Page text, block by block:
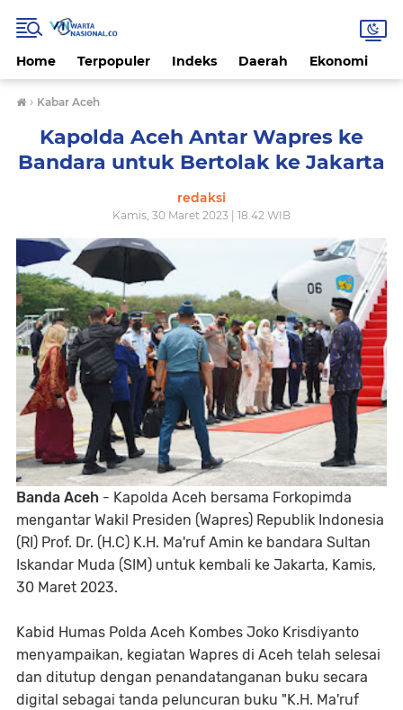
Home Terpopuler Indeks Daerah Ekonomi
› Kabar Aceh
Kapolda Aceh Antar Wapres ke
Bandara untuk Bertolak ke Jakarta
redaksi
Kamis, 30 Maret 2023 | 18.42 WIB
Banda Aceh - Kapolda Aceh bersama Forkopimda
mengantar Wakil Presiden (Wapres) Republik Indonesia
(RI) Prof. Dr. (H.C) K.H. Ma'ruf Amin ke bandara Sultan
Iskandar Muda (SIM) untuk kembali ke Jakarta, Kamis,
30 Maret 2023.
Kabid Humas Polda Aceh Kombes Joko Krisdiyanto
menyampaikan, kegiatan Wapres di Aceh telah selesai
dan ditutup dengan penandatanganan buku secara
digital sebagai tanda peluncuran buku "K.H. Ma'ruf